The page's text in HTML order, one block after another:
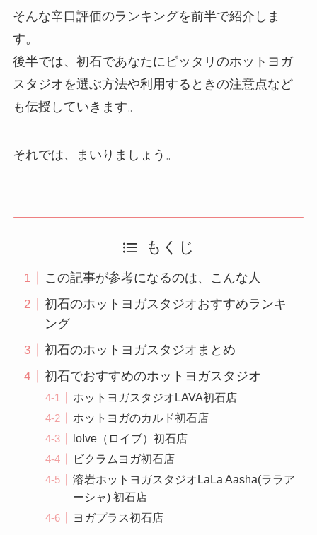
そんな辛口評価のランキングを前半で紹介しま
す。
後半では、初石であなたにピッタリのホットヨガ
スタジオを選ぶ方法や利用するときの注意点など
も伝授していきます。
それでは、まいりましょう。
もくじ
この記事が参考になるのは、こんな人
初石のホットヨガスタジオおすすめランキ
ング
初石のホットヨガスタジオまとめ
初石でおすすめのホットヨガスタジオ
ホットヨガスタジオLAVA初石店
ホットヨガのカルド初石店
loIve（ロイブ）初石店
ビクラムヨガ初石店
溶岩ホットヨガスタジオLaLa Aasha(ララア
ーシャ) 初石店
ヨガプラス初石店